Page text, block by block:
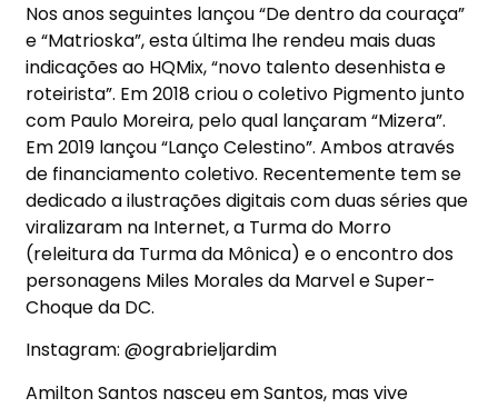
Nos anos seguintes lançou “De dentro da couraça”
e “Matrioska”, esta última lhe rendeu mais duas
indicações ao HQMix, “novo talento desenhista e
roteirista”. Em 2018 criou o coletivo Pigmento junto
com Paulo Moreira, pelo qual lançaram “Mizera”.
Em 2019 lançou “Lanço Celestino”. Ambos através
de financiamento coletivo. Recentemente tem se
dedicado a ilustrações digitais com duas séries que
viralizaram na Internet, a Turma do Morro
(releitura da Turma da Mônica) e o encontro dos
personagens Miles Morales da Marvel e Super-
Choque da DC.
Instagram: @ograbrieljardim
Amilton Santos nasceu em Santos, mas vive